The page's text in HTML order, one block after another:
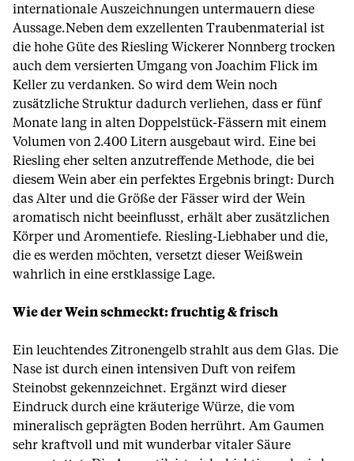
internationale Auszeichnungen untermauern diese
Aussage.Neben dem exzellenten Traubenmaterial ist
die hohe Güte des Riesling Wickerer Nonnberg trocken
auch dem versierten Umgang von Joachim Flick im
Keller zu verdanken. So wird dem Wein noch
zusätzliche Struktur dadurch verliehen, dass er fünf
Monate lang in alten Doppelstück-Fässern mit einem
Volumen von 2.400 Litern ausgebaut wird. Eine bei
Riesling eher selten anzutreffende Methode, die bei
diesem Wein aber ein perfektes Ergebnis bringt: Durch
das Alter und die Größe der Fässer wird der Wein
aromatisch nicht beeinflusst, erhält aber zusätzlichen
Körper und Aromentiefe. Riesling-Liebhaber und die,
die es werden möchten, versetzt dieser Weißwein
wahrlich in eine erstklassige Lage.
Wie der Wein schmeckt: fruchtig & frisch
Ein leuchtendes Zitronengelb strahlt aus dem Glas. Die
Nase ist durch einen intensiven Duft von reifem
Steinobst gekennzeichnet. Ergänzt wird dieser
Eindruck durch eine kräuterige Würze, die vom
mineralisch geprägten Boden herrührt. Am Gaumen
sehr kraftvoll und mit wunderbar vitaler Säure